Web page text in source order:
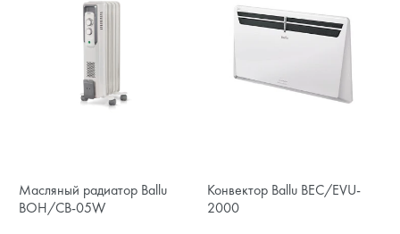
Масляный радиатор Ballu
BOH/CB-05W
Конвектор Ballu BEC/EVU-
2000